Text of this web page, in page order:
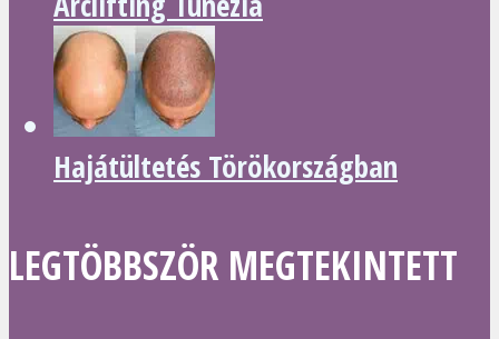
Hajátültetés Törökországban
LEGTÖBBSZÖR MEGTEKINTETT